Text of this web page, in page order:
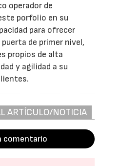
operador de
porfolio en su
para ofrecer
de primer nivel,
propios de alta
y agilidad a su
ARTÍCULO/NOTICIA
comentario